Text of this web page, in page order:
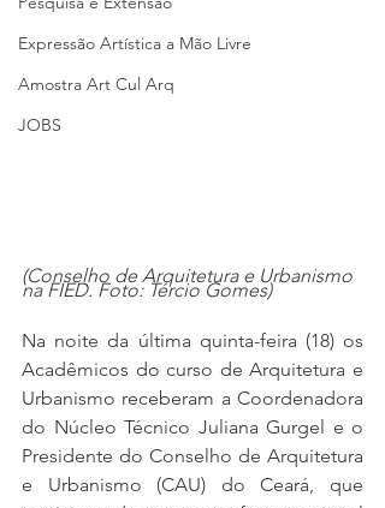
Expressão Artística a Mão Livre
Amostra Art Cul Arq
JOBS
(Conselho de Arquitetura e Urbanismo
na FIED. Foto: Tércio Gomes)
Na noite da última quinta-feira (18) os
Acadêmicos do curso de Arquitetura e
Urbanismo receberam a Coordenadora
do Núcleo Técnico Juliana Gurgel e o
Presidente do Conselho de Arquitetura
e Urbanismo (CAU) do Ceará, que